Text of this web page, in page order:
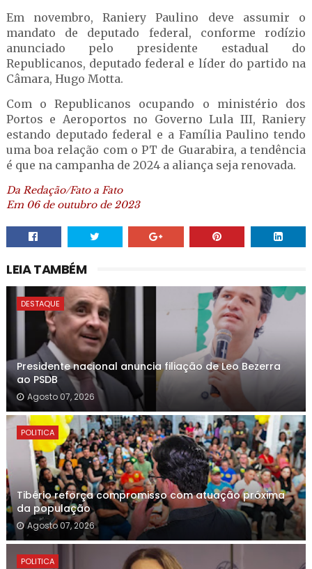
Em novembro, Raniery Paulino deve assumir o
mandato de deputado federal, conforme rodízio
anunciado pelo presidente estadual do
Republicanos, deputado federal e líder do partido na
Câmara, Hugo Motta.
Com o Republicanos ocupando o ministério dos
Portos e Aeroportos no Governo Lula III, Raniery
estando deputado federal e a Família Paulino tendo
uma boa relação com o PT de Guarabira, a tendência
é que na campanha de 2024 a aliança seja renovada.
Da Redação/Fato a Fato
Em 06 de outubro de 2023
LEIA TAMBÉM
DESTAQUE
Presidente nacional anuncia filiação de Leo Bezerra
ao PSDB
Agosto 07, 2026
POLITICA
Tibério reforça compromisso com atuação próxima
da população
Agosto 07, 2026
POLITICA